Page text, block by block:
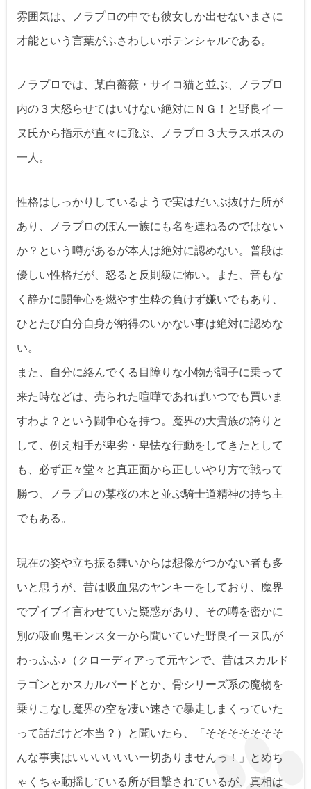
雰囲気は、ノラプロの中でも彼女しか出せないまさに
才能という言葉がふさわしいポテンシャルである。
ノラプロでは、某白薔薇・サイコ猫と並ぶ、ノラプロ
内の３大怒らせてはいけない絶対にＮＧ！と野良イー
ヌ氏から指示が直々に飛ぶ、ノラプロ３大ラスボスの
一人。
性格はしっかりしているようで実はだいぶ抜けた所が
あり、ノラプロのぽん一族にも名を連ねるのではない
か？という噂があるが本人は絶対に認めない。普段は
優しい性格だが、怒ると反則級に怖い。また、音もな
く静かに闘争心を燃やす生粋の負けず嫌いでもあり、
ひとたび自分自身が納得のいかない事は絶対に認めな
い。
また、自分に絡んでくる目障りな小物が調子に乗って
来た時などは、売られた喧嘩であればいつでも買いま
すわよ？という闘争心を持つ。魔界の大貴族の誇りと
して、例え相手が卑劣・卑怯な行動をしてきたとして
も、必ず正々堂々と真正面から正しいやり方で戦って
勝つ、ノラプロの某桜の木と並ぶ騎士道精神の持ち主
でもある。
現在の姿や立ち振る舞いからは想像がつかない者も多
いと思うが、昔は吸血鬼のヤンキーをしており、魔界
でブイブイ言わせていた疑惑があり、その噂を密かに
別の吸血鬼モンスターから聞いていた野良イーヌ氏が
わっふふ♪（クローディアって元ヤンで、昔はスカルド
ラゴンとかスカルバードとか、骨シリーズ系の魔物を
乗りこなし魔界の空を凄い速さで暴走しまくっていた
って話だけど本当？）と聞いたら、「そそそそそそそ
んな事実はいいいいいい一切ありませんっ！」とめち
ゃくちゃ動揺している所が目撃されているが、真相は